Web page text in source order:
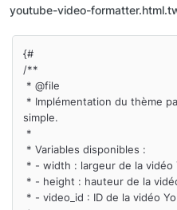
youtube-video-
{#
/**
simple.